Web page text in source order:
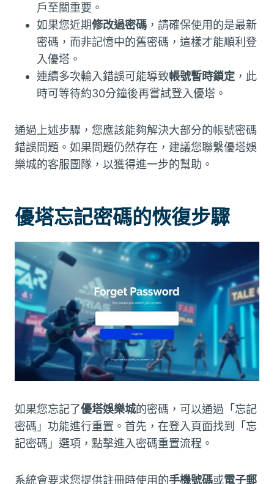
戶至關重要。
如果您近期修改過密碼 ，請確保使用的是最新
密碼，而非記憶中的舊密碼，這樣才能順利登
入優塔。
連續多次輸入錯誤可能導致帳號暫時鎖定 ，此
時可等待約30分鐘後再嘗試登入優塔。
通過上述步驟，您應該能夠解決大部分的帳號密碼
錯誤問題。如果問題仍然存在，建議您聯繫優塔娛
樂城的客服團隊，以獲得進一步的幫助。
優塔忘記密碼的恢復步驟
如果您忘記了優塔娛樂城的密碼，可以通過「忘記
密碼」功能進行重置。首先，在登入頁面找到「忘
記密碼」選項，點擊進入密碼重置流程。
系統會要求您提供註冊時使用的手機號碼或電子郵